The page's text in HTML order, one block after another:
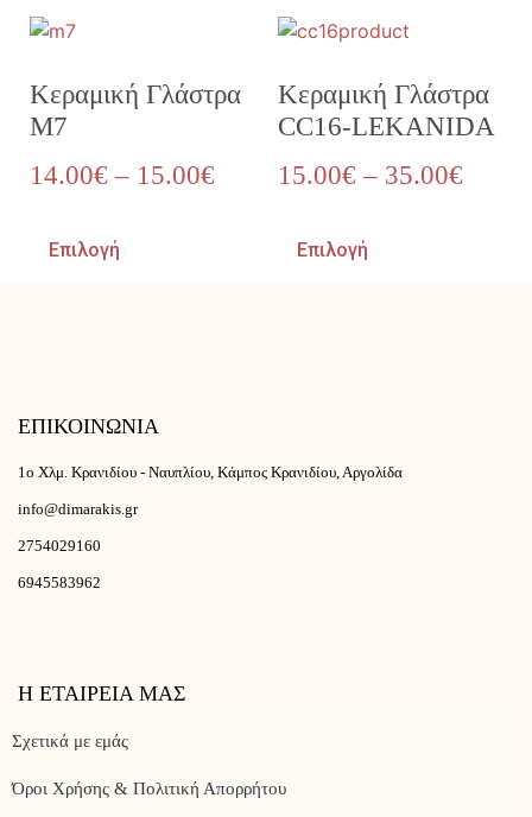
Κεραμική Γλάστρα
M7
14.00€ – 15.00€
Επιλογή
Κεραμική Γλάστρα
CC16-LEKANIDA
15.00€ – 35.00€
Επιλογή
ΕΠΙΚΟΙΝΩΝΙΑ
1ο Χλμ. Κρανιδίου - Ναυπλίου, Κάμπος Κρανιδίου, Αργολίδα
info@dimarakis.gr
2754029160
6945583962
Η ΕΤΑΙΡΕΙΑ ΜΑΣ
Σχετικά με εμάς
Όροι Χρήσης & Πολιτική Απορρήτου